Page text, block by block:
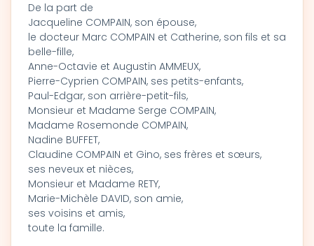
De la part de
Jacqueline COMPAIN, son épouse,
le docteur Marc COMPAIN et Catherine, son fils et sa
belle-fille,
Anne-Octavie et Augustin AMMEUX,
Pierre-Cyprien COMPAIN, ses petits-enfants,
Paul-Edgar, son arrière-petit-fils,
Monsieur et Madame Serge COMPAIN,
Madame Rosemonde COMPAIN,
Nadine BUFFET,
Claudine COMPAIN et Gino, ses frères et sœurs,
ses neveux et nièces,
Monsieur et Madame RETY,
Marie-Michèle DAVID, son amie,
ses voisins et amis,
toute la famille.